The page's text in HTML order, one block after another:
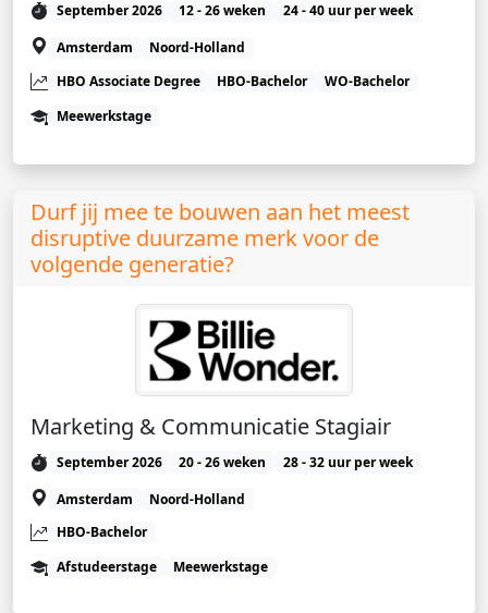
September 2026 12 - 26 weken
24 - 40 uur per week
Amsterdam
Noord-Holland
HBO Associate Degree
HBO-Bachelor
WO-Bachelor
Meewerkstage
Durf jij mee te bouwen aan het meest
disruptive duurzame merk voor de
volgende generatie?
Marketing & Communicatie Stagiair
September 2026 20 - 26 weken
28 - 32 uur per week
Amsterdam
Noord-Holland
HBO-Bachelor
Afstudeerstage
Meewerkstage